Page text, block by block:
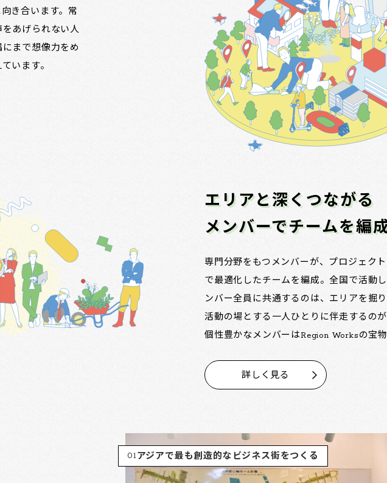
き合います。常
あげられない人
まで想像力をめ
います。
エリアと深くつながる
メンバーでチームを編
専門分野をもつメンバーが、プロジェク
で最適化したチームを編成。全国で活動
ンバー全員に共通するのは、エリアを掘
活動の場とする一人ひとりに伴走するのが
個性豊かなメンバーはRegion Worksの宝物
詳しく見る
01アジアで最も創造的なビジネス街をつくる